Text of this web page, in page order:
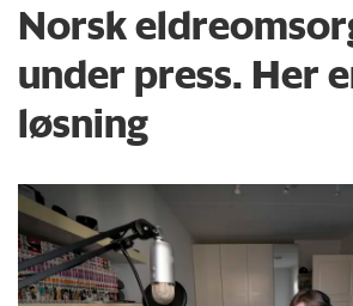
Norsk
under press. Her
løsning